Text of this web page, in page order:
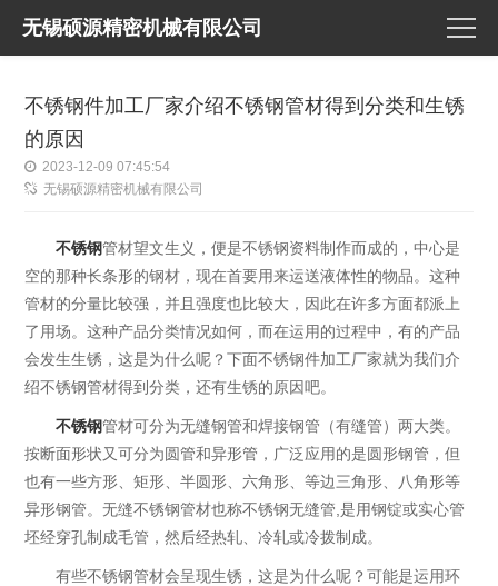
无锡硕源精密机械有限公司
不锈钢件加工厂家介绍不锈钢管材得到分类和生锈
的原因
2023-12-09 07:45:54
无锡硕源精密机械有限公司
不锈钢管材望文生义，便是不锈钢资料制作而成的，中心是
空的那种长条形的钢材，现在首要用来运送液体性的物品。这种
管材的分量比较强，并且强度也比较大，因此在许多方面都派上
了用场。这种产品分类情况如何，而在运用的过程中，有的产品
会发生生锈，这是为什么呢？下面不锈钢件加工厂家就为我们介
绍不锈钢管材得到分类，还有生锈的原因吧。
不锈钢管材可分为无缝钢管和焊接钢管（有缝管）两大类。
按断面形状又可分为圆管和异形管，广泛应用的是圆形钢管，但
也有一些方形、矩形、半圆形、六角形、等边三角形、八角形等
异形钢管。无缝不锈钢管材也称不锈钢无缝管,是用钢锭或实心管
坯经穿孔制成毛管，然后经热轧、冷轧或冷拨制成。
有些不锈钢管材会呈现生锈，这是为什么呢？可能是运用环